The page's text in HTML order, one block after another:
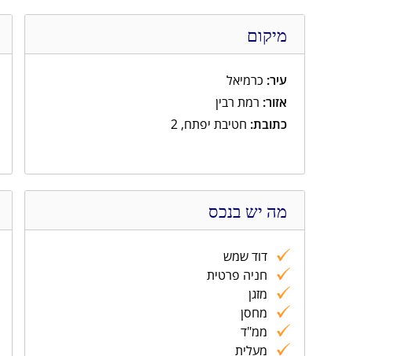
מיקום
עיר: כרמיאל
אזור: רמת רבין
כתובת: חטיבת יפתח, 2
מה יש בנכס
דוד שמש
חניה פרטית
מזגן
מחסן
ממ"ד
מעלית